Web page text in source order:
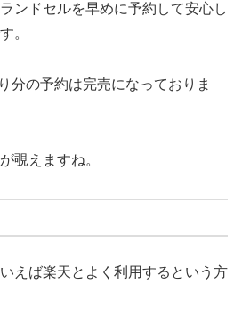
ンドセルを早めに予約して安心し
。
分の予約は完売になっておりま
覗えますね。
えば楽天とよく利用するという方